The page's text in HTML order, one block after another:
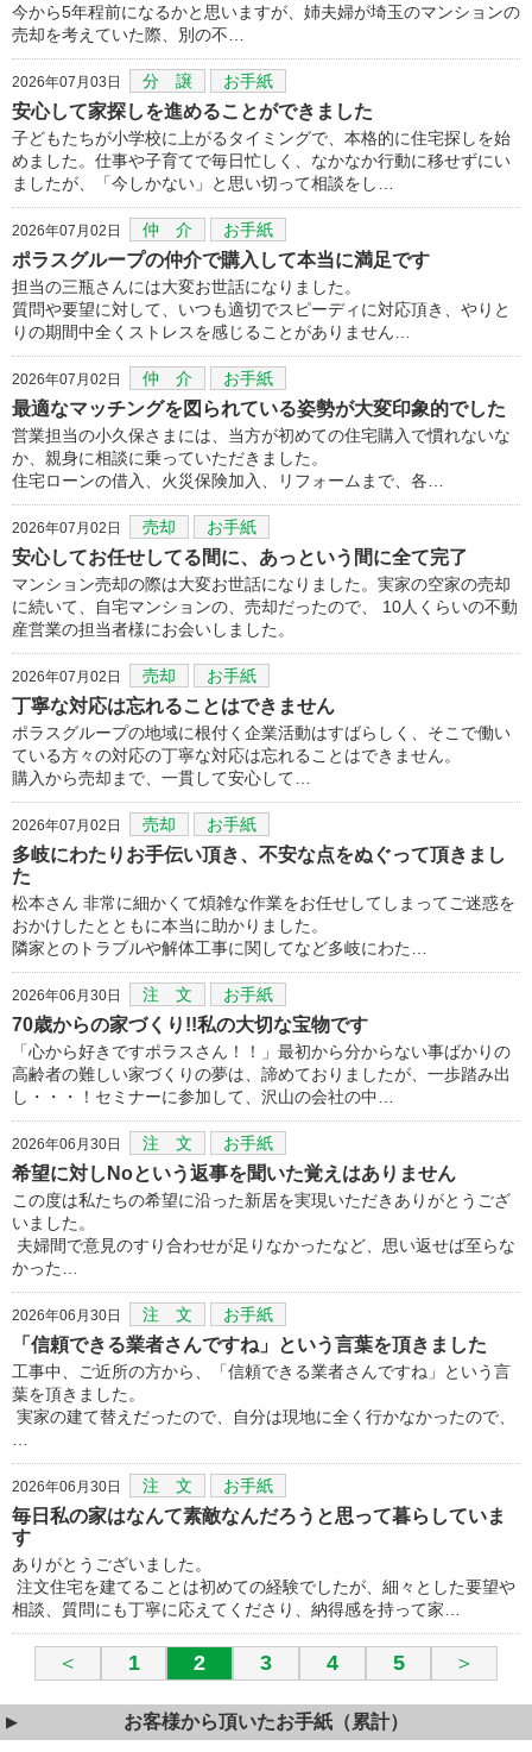
今から5年程前になるかと思いますが、姉夫婦が埼玉のマンションの
売却を考えていた際、別の不…
2026年07月03日 分 譲 お手紙
安心して家探しを進めることができました
子どもたちが小学校に上がるタイミングで、本格的に住宅探しを始
めました。仕事や子育てで毎日忙しく、なかなか行動に移せずにい
ましたが、「今しかない」と思い切って相談をし…
2026年07月02日 仲 介 お手紙
ポラスグループの仲介で購入して本当に満足です
担当の三瓶さんには大変お世話になりました。
質問や要望に対して、いつも適切でスピーディに対応頂き、やりと
りの期間中全くストレスを感じることがありません…
2026年07月02日 仲 介 お手紙
最適なマッチングを図られている姿勢が大変印象的でした
営業担当の小久保さまには、当方が初めての住宅購入で慣れないな
か、親身に相談に乗っていただきました。
住宅ローンの借入、火災保険加入、リフォームまで、各…
2026年07月02日 売却 お手紙
安心してお任せしてる間に、あっという間に全て完了
マンション売却の際は大変お世話になりました。実家の空家の売却
に続いて、自宅マンションの、売却だったので、 10人くらいの不動
産営業の担当者様にお会いしました。
2026年07月02日 売却 お手紙
丁寧な対応は忘れることはできません
ポラスグループの地域に根付く企業活動はすばらしく、そこで働い
ている方々の対応の丁寧な対応は忘れることはできません。
購入から売却まで、一貫して安心して…
2026年07月02日 売却 お手紙
多岐にわたりお手伝い頂き、不安な点をぬぐって頂きまし
た
松本さん 非常に細かくて煩雑な作業をお任せしてしまってご迷惑を
おかけしたとともに本当に助かりました。
隣家とのトラブルや解体工事に関してなど多岐にわた…
2026年06月30日 注 文 お手紙
70歳からの家づくり!!私の大切な宝物です
「心から好きですポラスさん！！」最初から分からない事ばかりの
高齢者の難しい家づくりの夢は、諦めておりましたが、一歩踏み出
し・・・！セミナーに参加して、沢山の会社の中…
2026年06月30日 注 文 お手紙
希望に対しNoという返事を聞いた覚えはありません
この度は私たちの希望に沿った新居を実現いただきありがとうござ
いました。
夫婦間で意見のすり合わせが足りなかったなど、思い返せば至らな
かった…
2026年06月30日 注 文 お手紙
「信頼できる業者さんですね」という言葉を頂きました
工事中、ご近所の方から、「信頼できる業者さんですね」という言
葉を頂きました。
実家の建て替えだったので、自分は現地に全く行かなかったので、
2026年06月30日 注 文 お手紙
毎日私の家はなんて素敵なんだろうと思って暮らしていま
す
ありがとうございました。
注文住宅を建てることは初めての経験でしたが、細々とした要望や
相談、質問にも丁寧に応えてくださり、納得感を持って家…
＜ 1 2 3 4 5 ＞
お客様から頂いたお手紙（累計）